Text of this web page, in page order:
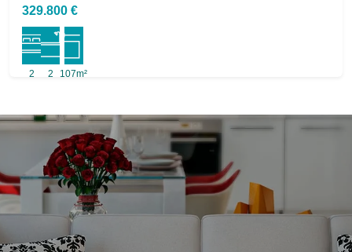
329.800 €
2 2 107m²